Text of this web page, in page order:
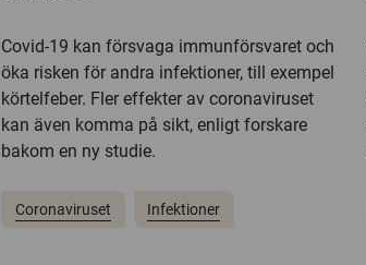
Covid-19 kan försvaga immunförsvaret och
öka risken för andra infektioner, till exempel
körtelfeber. Fler effekter av coronaviruset
kan även komma på sikt, enligt forskare
bakom en ny studie.
Coronaviruset Infektioner